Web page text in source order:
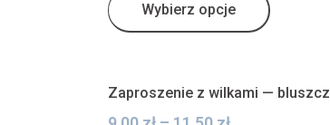
Wybierz opcje
Zaproszenie z wilkami — bluszcz